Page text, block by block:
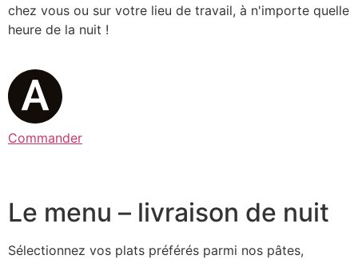
chez vous ou sur votre lieu de travail, à n'importe quelle
heure de la nuit !
Commander
Le menu – livraison de nuit
Sélectionnez vos plats préférés parmi nos pâtes,